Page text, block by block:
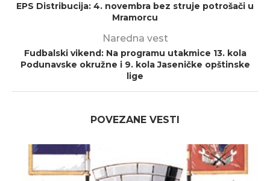
EPS Distribucija: 4. novembra bez struje potrošači u
Mramorcu
Naredna vest
Fudbalski vikend: Na programu utakmice 13. kola
Podunavske okružne i 9. kola Jaseničke opštinske
lige
POVEZANE VESTI